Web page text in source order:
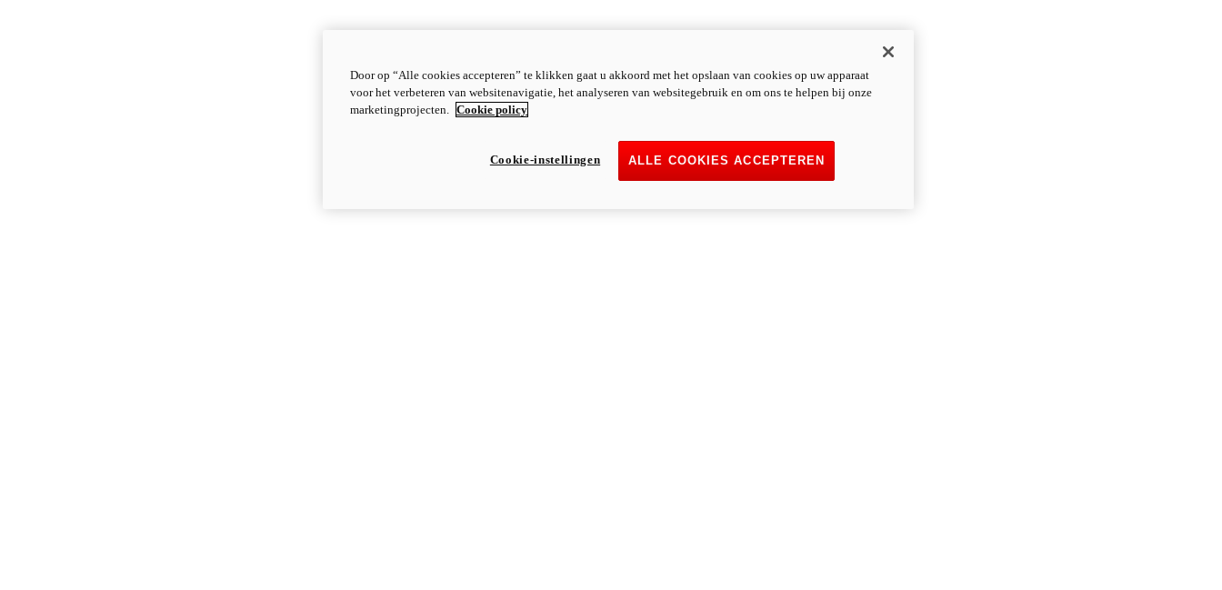
Door op “Alle cookies accepteren” te klikken gaat u akkoord met het opslaan van cookies op uw apparaat
voor het verbeteren van websitenavigatie, het analyseren van websitegebruik en om ons te helpen bij onze
marketingprojecten. Cookie policy
ALLE COOKIES ACCEPTEREN
Cookie-instellingen